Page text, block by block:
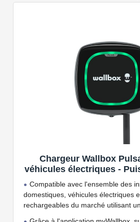
Chargeur Wallbox
véhicules électriques -
jusqu'à 7.4 KW, câble de
Wi-FI et Bluetooth,
Compatible avec l'ensemble des
domestiques, véhicules électriques
rechargeables du marché utilisant